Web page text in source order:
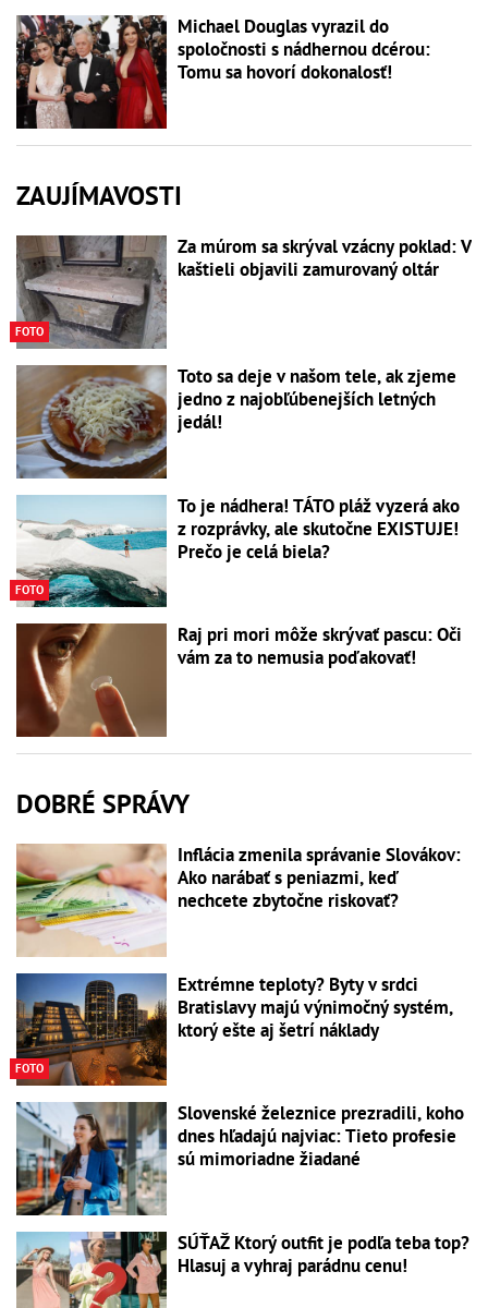
Michael Douglas vyrazil do
spoločnosti s nádhernou dcérou:
Tomu sa hovorí dokonalosť!
ZAUJÍMAVOSTI
FOTO
Za múrom sa skrýval vzácny poklad: V
kaštieli objavili zamurovaný oltár
Toto sa deje v našom tele, ak zjeme
jedno z najobľúbenejších letných
jedál!
FOTO
To je nádhera! TÁTO pláž vyzerá ako
z rozprávky, ale skutočne EXISTUJE!
Prečo je celá biela?
Raj pri mori môže skrývať pascu: Oči
vám za to nemusia poďakovať!
DOBRÉ SPRÁVY
Inflácia zmenila správanie Slovákov:
Ako narábať s peniazmi, keď
nechcete zbytočne riskovať?
FOTO
Extrémne teploty? Byty v srdci
Bratislavy majú výnimočný systém,
ktorý ešte aj šetrí náklady
Slovenské železnice prezradili, koho
dnes hľadajú najviac: Tieto profesie
sú mimoriadne žiadané
SÚŤAŽ Ktorý outfit je podľa teba top?
Hlasuj a vyhraj parádnu cenu!